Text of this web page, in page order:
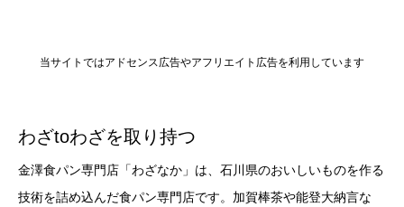
当サイトではアドセンス広告やアフリエイト広告を利用しています
わざtoわざを取り持つ
金澤食パン専門店「わざなか」は、石川県のおいしいものを作る
技術を詰め込んだ食パン専門店です。加賀棒茶や能登大納言な